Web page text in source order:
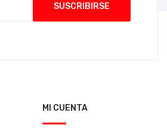
MI CUENTA